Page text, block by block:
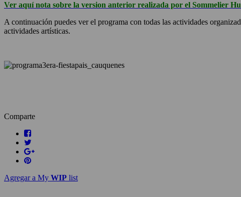
Ver aquí nota sobre la version anterior realizada por el Sommelier
A continuación puedes ver el programa con todas las actividades
actividades artísticas.
Comparte
Agregar a My WIP list